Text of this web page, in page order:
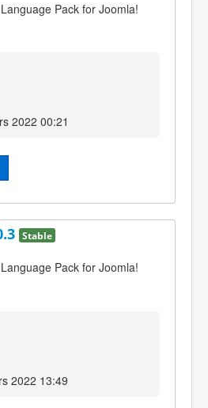
Pack for Joomla!
2022 00:21
Stable
Pack for Joomla!
2022 13:49